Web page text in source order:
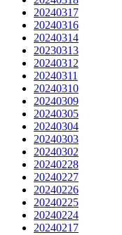
20240317
20240316
20240314
20230313
20240312
20240311
20240310
20240309
20240305
20240304
20240303
20240302
20240228
20240227
20240226
20240225
20240224
20240217